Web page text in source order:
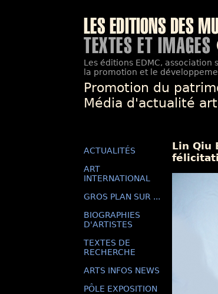
Les éditions EDMC,
la promotion et le
Promotion du
Média d'actualité
ACTUALITÉS
ART
INTERNATIONAL
GROS PLAN SUR ...
BIOGRAPHIES
D'ARTISTES
TEXTES DE
RECHERCHE
ARTS INFOS NEWS
PÔLE EXPOSITION
Lin Qiu